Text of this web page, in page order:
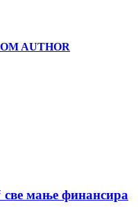
AUTHOR
све мање финансира